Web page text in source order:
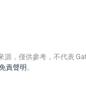
，僅供參考，不代表
責聲明。